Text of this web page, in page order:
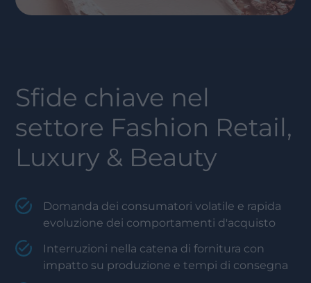
Sfide chiave nel
settore Fashion Retail,
Luxury & Beauty
Domanda dei consumatori volatile e rapida
evoluzione dei comportamenti d'acquisto
Interruzioni nella catena di fornitura con
impatto su produzione e tempi di consegna